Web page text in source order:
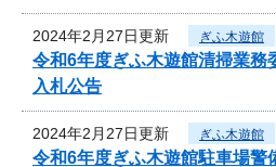
2024年2月27日更新 ぎふ木遊館
令和6年度ぎふ木遊館清掃業務
入札公告
2024年2月27日更新 ぎふ木遊館
令和6年度ぎふ木遊館駐車場警